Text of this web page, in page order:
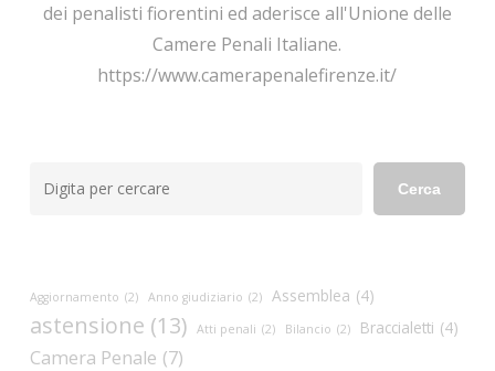
dei penalisti fiorentini ed aderisce all'Unione delle
Camere Penali Italiane.
https://www.camerapenalefirenze.it/
Cerca
Aggiornamento (2) Anno giudiziario (2) Assemblea (4)
astensione (13) Atti penali (2) Bilancio (2) Braccialetti (4)
Camera Penale (7)